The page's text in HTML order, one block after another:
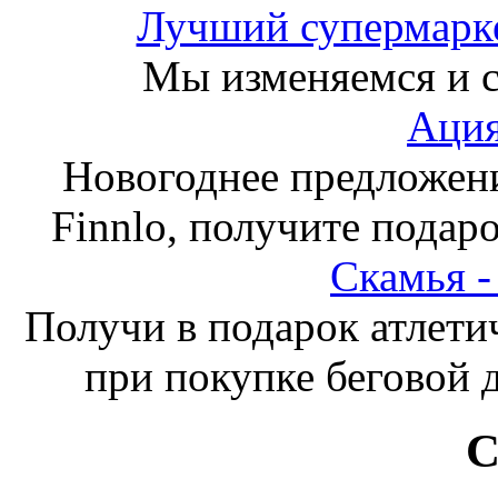
Лучший
Мы изменяемся и
Новогоднее
Finnlo, получите
Получи в подарок
при покупке беговой